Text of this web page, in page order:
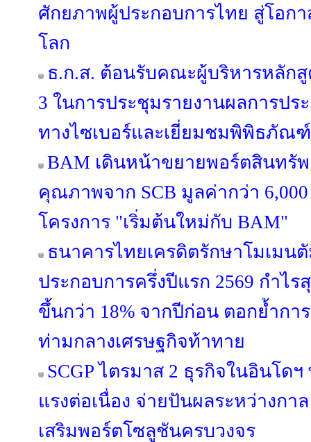
ศักยภาพผู้ประกอบการไทย สู่โอก
โลก
ธ.ก.ส. ต้อนรับคณะผู้บริหารหลักสู
3 ในการประชุมรายงานผลการป
ทางไซเบอร์และเยี่ยมชมพิพิธภัณ
BAM เดินหน้าขยายพอร์ตสินทรั
คุณภาพจาก SCB มูลค่ากว่า
โครงการ "เริ่มต้นใหม่กับ BAM"
ธนาคารไทยเครดิตรักษาโมเมน
ประกอบการครึ่งปีแรก 2569 กำไ
ขึ้นกว่า 18% จากปีก่อน ตอกย้ำกา
ท่ามกลางเศรษฐกิจท้าทาย
SCGP ไตรมาส 2 ธุรกิจในอินโด
แรงต่อเนื่อง จ่ายปันผลระหว่างกา
เสริมพอร์ตโซลูชันครบวงจร